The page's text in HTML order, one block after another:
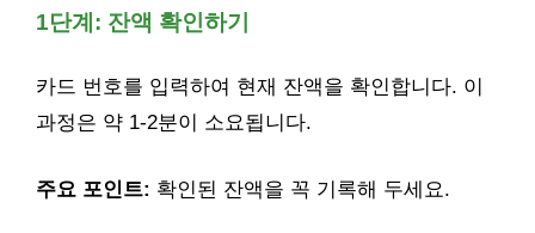
1단계: 잔액 확인하기
카드 번호를 입력하여 현재 잔액을 확인합니다. 이
과정은 약 1-2분이 소요됩니다.
주요 포인트: 확인된 잔액을 꼭 기록해 두세요.